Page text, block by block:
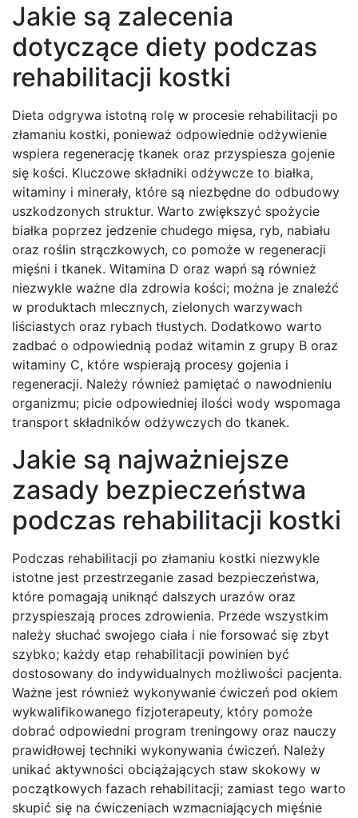
Jakie są zalecenia
dotyczące diety podczas
rehabilitacji kostki
Dieta odgrywa istotną rolę w procesie rehabilitacji po
złamaniu kostki, ponieważ odpowiednie odżywienie
wspiera regenerację tkanek oraz przyspiesza gojenie
się kości. Kluczowe składniki odżywcze to białka,
witaminy i minerały, które są niezbędne do odbudowy
uszkodzonych struktur. Warto zwiększyć spożycie
białka poprzez jedzenie chudego mięsa, ryb, nabiału
oraz roślin strączkowych, co pomoże w regeneracji
mięśni i tkanek. Witamina D oraz wapń są również
niezwykle ważne dla zdrowia kości; można je znaleźć
w produktach mlecznych, zielonych warzywach
liściastych oraz rybach tłustych. Dodatkowo warto
zadbać o odpowiednią podaż witamin z grupy B oraz
witaminy C, które wspierają procesy gojenia i
regeneracji. Należy również pamiętać o nawodnieniu
organizmu; picie odpowiedniej ilości wody wspomaga
transport składników odżywczych do tkanek.
Jakie są najważniejsze
zasady bezpieczeństwa
podczas rehabilitacji kostki
Podczas rehabilitacji po złamaniu kostki niezwykle
istotne jest przestrzeganie zasad bezpieczeństwa,
które pomagają uniknąć dalszych urazów oraz
przyspieszają proces zdrowienia. Przede wszystkim
należy słuchać swojego ciała i nie forsować się zbyt
szybko; każdy etap rehabilitacji powinien być
dostosowany do indywidualnych możliwości pacjenta.
Ważne jest również wykonywanie ćwiczeń pod okiem
wykwalifikowanego fizjoterapeuty, który pomoże
dobrać odpowiedni program treningowy oraz nauczy
prawidłowej techniki wykonywania ćwiczeń. Należy
unikać aktywności obciążających staw skokowy w
początkowych fazach rehabilitacji; zamiast tego warto
skupić się na ćwiczeniach wzmacniających mięśnie